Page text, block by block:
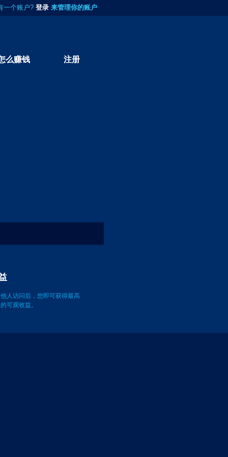
一个账户? 登录 来管理你的账户
么赚钱 注册
人访问后，您即可获得最高
可观收益。